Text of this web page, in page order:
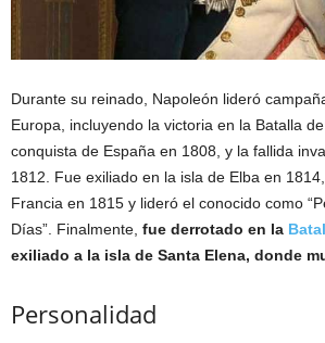
Durante su reinado, Napoleón lideró
Europa, incluyendo la victoria en la Batalla
conquista de España en 1808, y la fallida
1812. Fue exiliado en la isla de Elba en
Francia en 1815 y lideró el conocido como
Días”. Finalmente, fue derrotado en la
exiliado a la isla de Santa Elena, donde
Personalidad